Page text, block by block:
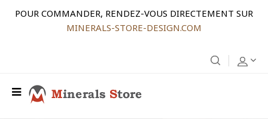
POUR COMMANDER, RENDEZ-VOUS DIRECTEMENT SUR
MINERALS-STORE-DESIGN.COM